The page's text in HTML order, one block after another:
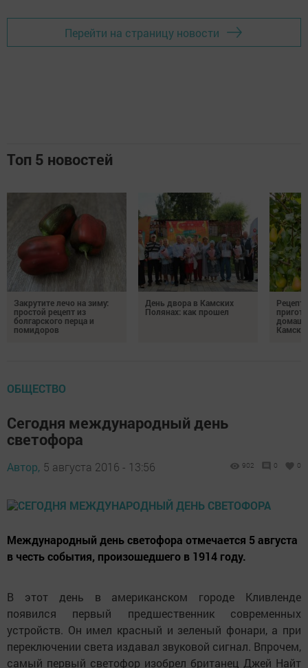
Перейти на страницу новости
Топ 5 новостей
Закрутите лечо на зиму:
простой рецепт из
болгарского перца и
помидоров
День двора в Камских
Полянах: как прошел
ОБЩЕСТВО
Сегодня международный день
светофора
Автор, 5 августа 2016 - 13:56 902 0 0
Международный день светофора отмечается 5 августа
в честь события, произошедшего в 1914 году.
В этот день в американском городе Кливленде
появился первый предшественник современных
устройств. Он имел красный и зеленый фонари, а при
переключении света издавал звуковой сигнал. Впрочем,
самый первый светофор изобрел британец Джей Найт